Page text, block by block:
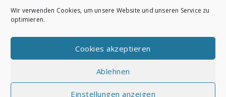
Wir verwenden Cookies, um unsere Website und unseren Service zu
optimieren.
Cookies akzeptieren
Ablehnen
Einstellungen anzeigen
Cookie-Richtlinie (EU)
Datenschutzerklärung